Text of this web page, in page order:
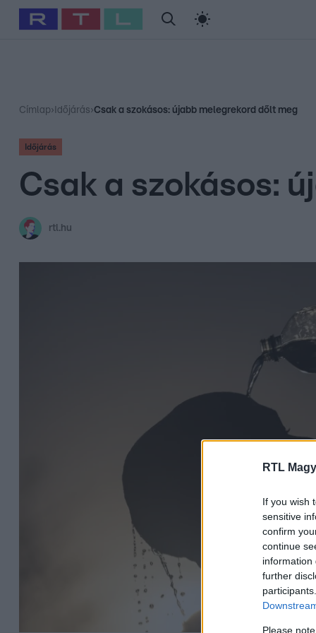
RTL
If you wish
sensitive
confirm
continue
information
further
Please
Babits Marcella Szellő István Most Wanted
Címlap› Időjárás›Csak a szokásos: újabb melegrekord dőlt meg
Időjárás
Csak a szokásos:
rtl.hu